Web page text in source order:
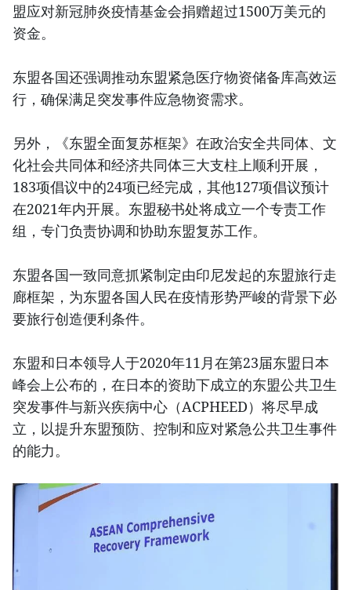
盟应对新冠肺炎疫情基金会捐赠超过1500万美元的
资金。
东盟各国还强调推动东盟紧急医疗物资储备库高效运
行，确保满足突发事件应急物资需求。
另外，《东盟全面复苏框架》在政治安全共同体、文
化社会共同体和经济共同体三大支柱上顺利开展，
183项倡议中的24项已经完成，其他127项倡议预计
在2021年内开展。东盟秘书处将成立一个专责工作
组，专门负责协调和协助东盟复苏工作。
东盟各国一致同意抓紧制定由印尼发起的东盟旅行走
廊框架，为东盟各国人民在疫情形势严峻的背景下必
要旅行创造便利条件。
东盟和日本领导人于2020年11月在第23届东盟日本
峰会上公布的，在日本的资助下成立的东盟公共卫生
突发事件与新兴疾病中心（ACPHEED）将尽早成
立，以提升东盟预防、控制和应对紧急公共卫生事件
的能力。